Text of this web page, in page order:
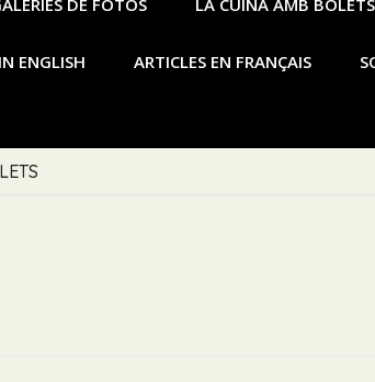
DE FOTOS LA CUINA AMB BOLETS
ENGLISH ARTICLES EN FRANÇAIS
(Llora verda, Llora blanca, Llora